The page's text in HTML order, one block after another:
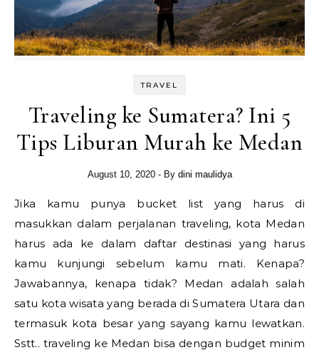
TRAVEL
Traveling ke Sumatera? Ini 5
Tips Liburan Murah ke Medan
August 10, 2020 - By dini maulidya
Jika kamu punya bucket list yang harus di
masukkan dalam perjalanan traveling, kota Medan
harus ada ke dalam daftar destinasi yang harus
kamu kunjungi sebelum kamu mati. Kenapa?
Jawabannya, kenapa tidak? Medan adalah salah
satu kota wisata yang berada di Sumatera Utara dan
termasuk kota besar yang sayang kamu lewatkan.
Sstt.. traveling ke Medan bisa dengan budget minim